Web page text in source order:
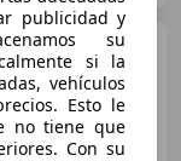
1.0 DPi Concept
publicidad y
su
si la
vehículos
Esto le
no tiene que
Con su